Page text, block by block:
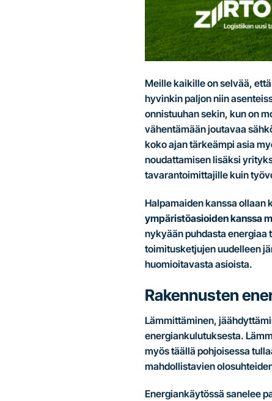
Meille kaikille on selvää,
hyvinkin paljon niin
onnistuuhan sekin, kun on
vähentämään joutavaa
koko ajan tärkeämpi asia
noudattamisen lisäksi
tavarantoimittajille kuin
Halpamaiden kanssa ollaan
ympäristöasioiden kanssa
nykyään puhdasta energiaa
toimitusketjujen uudelleen
huomioitavasta asioista.
Rakennusten
Lämmittäminen,
energiankulutuksesta.
myös täällä pohjoisessa
mahdollistavien
Energiankäytössä sanelee